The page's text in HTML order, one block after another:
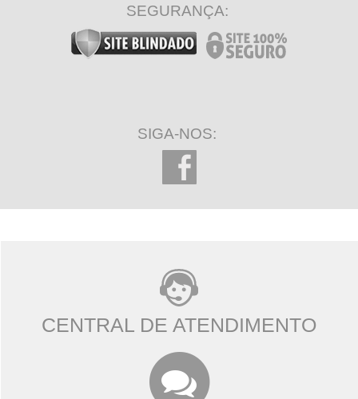
SEGURANÇA:
SIGA-NOS:
CENTRAL DE ATENDIMENTO